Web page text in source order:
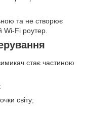
та не створює
Wi-Fi роутер.
стає частиною
світу;